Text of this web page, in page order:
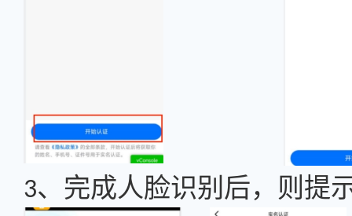
3、完成人脸识别后，则提